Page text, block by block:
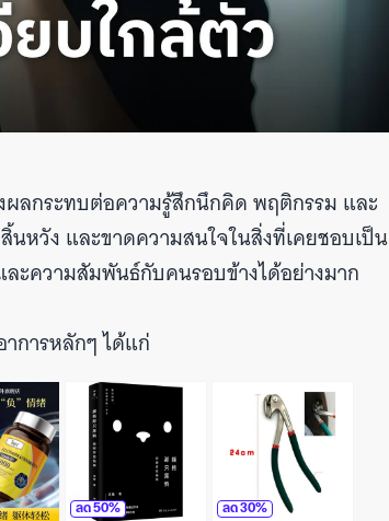
ผลกระทบต่อความรู้สึกนึกคิด พฤติกรรม และ
หวัง และขาดความสนใจในสิ่งที่เคยชอบเป็น
ละความสัมพันธ์กับคนรอบข้างได้อย่างมาก
การหลักๆ ได้แก่
ลด50% ลด30%